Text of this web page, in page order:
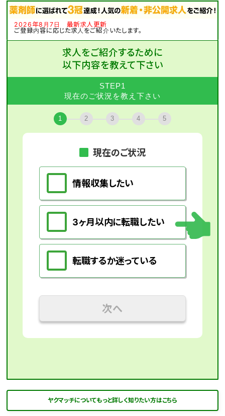
2026年8月7日 最新求人更新
ご登録内容に応じた求人をご紹介いたします。
求人をご紹介するために
以下内容を教えて下さい
STEP1
現在のご状況を教え下さい
1 2 3 4 5
現在のご状況
情報収集したい
3ヶ月以内に転職したい
転職するか迷っている
次へ
ヤクマッチについてもっと詳しく知りたい方はこちら